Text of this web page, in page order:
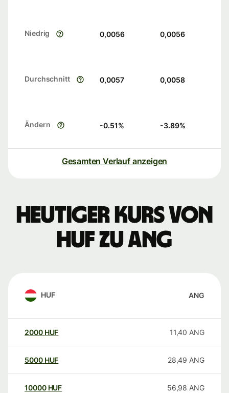
Niedrig 0,0056 0,0056
Durchschnitt 0,0057 0,0058
Ändern -0.51% -3.89%
Gesamten Verlauf anzeigen
Heutiger Kurs von
HUF zu ANG
HUF ANG
2000 HUF 11,40 ANG
5000 HUF 28,49 ANG
10000 HUF 56,98 ANG